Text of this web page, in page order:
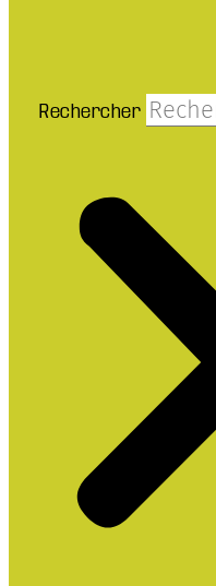
Rechercher